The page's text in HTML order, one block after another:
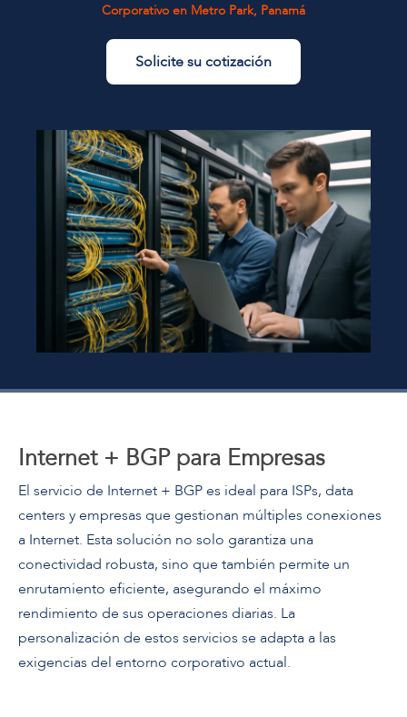
Corporativo en Metro Park, Panamá
Solicite su cotización
Internet + BGP para Empresas
El servicio de Internet + BGP es ideal para ISPs, data
centers y empresas que gestionan múltiples conexiones
a Internet. Esta solución no solo garantiza una
conectividad robusta, sino que también permite un
enrutamiento eficiente, asegurando el máximo
rendimiento de sus operaciones diarias. La
personalización de estos servicios se adapta a las
exigencias del entorno corporativo actual.